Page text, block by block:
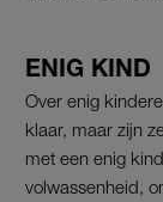
ENIG KIND
Over enig
klaar, maar zijn
met een enig
volwassenheid,